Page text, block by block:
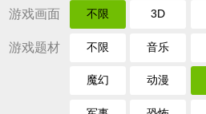
游戏画面 不限 3D
游戏题材 不限 音乐
魔幻 动漫